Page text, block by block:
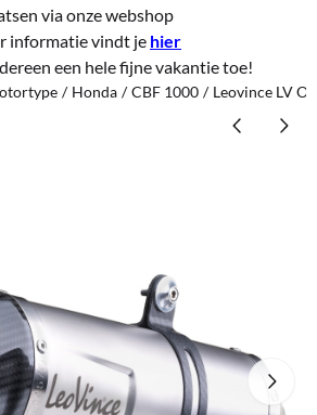
via onze webshop
informatie vindt je hier
een hele fijne vakantie toe!
/ Honda / CBF 1000 / Leovince LV